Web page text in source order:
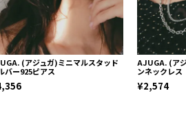
(アジュガ)ミニマルスタッド
バー925ピアス
AJUGA. (ア
ンネックレス
¥2,574